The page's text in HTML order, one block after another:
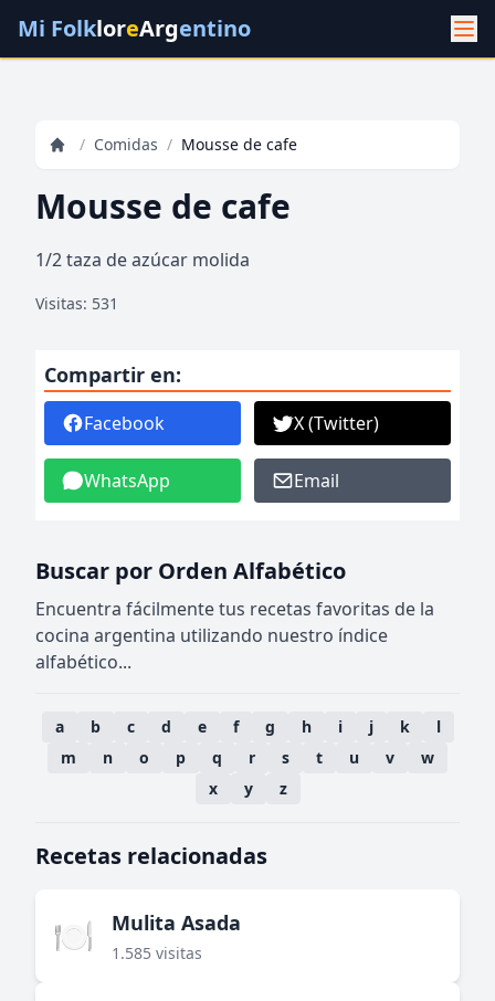
Mi FolkloreArgentino
/ Comidas / Mousse de cafe
Mousse de cafe
1/2 taza de azúcar molida
Visitas: 531
Compartir en:
Facebook X (Twitter)
WhatsApp Email
Buscar por Orden Alfabético
Encuentra fácilmente tus recetas favoritas de la
cocina argentina utilizando nuestro índice
alfabético...
a b c d e f g h i j k
l
m
n o p q r s t u v
w
x
y z
Recetas relacionadas
🍽️ Mulita Asada
1.585 visitas